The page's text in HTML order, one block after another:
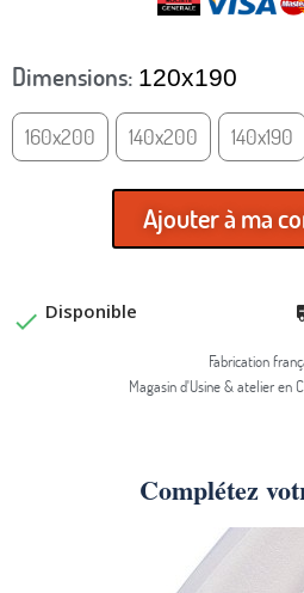
Dimensions 120x190
160x200 140x200 140x190
Ajouter à ma
 Disponible
Fabrication
Magasin d'Usine & atelier en
Complétez